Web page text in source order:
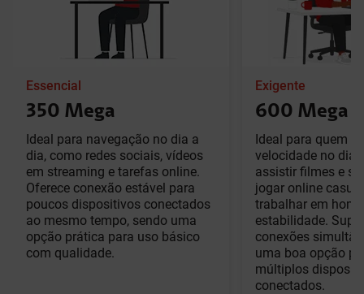
Essencial
350 Mega
Ideal para navegação no dia a
dia, como redes sociais, vídeos
em streaming e tarefas online.
Oferece conexão estável para
poucos dispositivos conectados
ao mesmo tempo, sendo uma
opção prática para uso básico
com qualidade.
Exigente
600 Mega
Ideal para quem
velocidade no dia
assistir filmes e
jogar online
trabalhar em
estabilidade.
conexões
uma boa opção
múltiplos
conectados.